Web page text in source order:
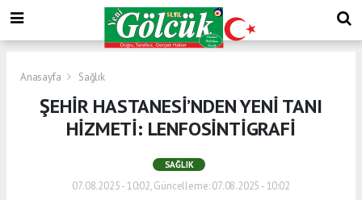
Anasayfa Sağlık
ŞEHİR HASTANESİ’NDEN YENİ TANI
HİZMETİ: LENFOSİNTİGRAFİ
SAĞLIK
07.08.2025 - 10:02, Güncelleme: 07.08.2025 - 10:02